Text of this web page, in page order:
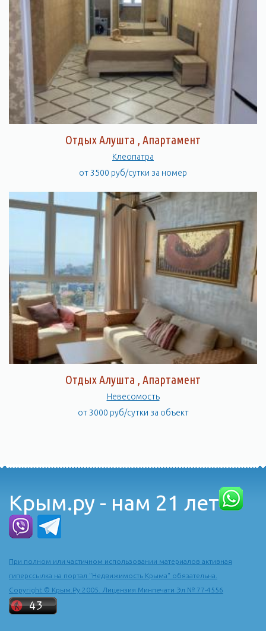
Отдых Алушта , Апартамент
Клеопатра
от 3500 руб/сутки за номер
Отдых Алушта , Апартамент
Невесомость
от 3000 руб/сутки за объект
Крым.ру - нам 21 лет
При полном или частичном использовании материалов активная
гиперссылка на портал "Недвижимость Крыма" обязательна.
Copyright © Крым.Ру 2005. Лицензия Минпечати Эл № 77-4556